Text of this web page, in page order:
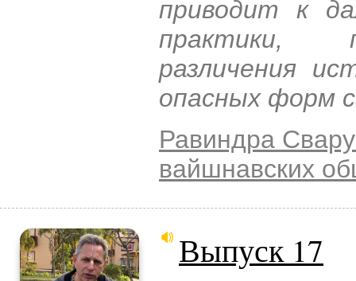
приводит к
практики,
различения
опасных форм
Равиндра
вайшнавских
Выпуск 17